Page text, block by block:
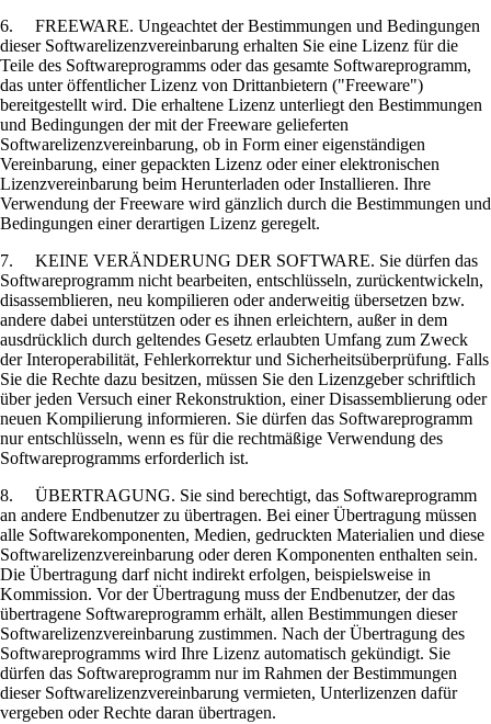
6. FREEWARE. Ungeachtet der Bestimmungen und Bedingungen
dieser Softwarelizenzvereinbarung erhalten Sie eine Lizenz für die
Teile des Softwareprogramms oder das gesamte Softwareprogramm,
das unter öffentlicher Lizenz von Drittanbietern ("Freeware")
bereitgestellt wird. Die erhaltene Lizenz unterliegt den Bestimmungen
und Bedingungen der mit der Freeware gelieferten
Softwarelizenzvereinbarung, ob in Form einer eigenständigen
Vereinbarung, einer gepackten Lizenz oder einer elektronischen
Lizenzvereinbarung beim Herunterladen oder Installieren. Ihre
Verwendung der Freeware wird gänzlich durch die Bestimmungen und
Bedingungen einer derartigen Lizenz geregelt.
7. KEINE VERÄNDERUNG DER SOFTWARE. Sie dürfen das
Softwareprogramm nicht bearbeiten, entschlüsseln, zurückentwickeln,
disassemblieren, neu kompilieren oder anderweitig übersetzen bzw.
andere dabei unterstützen oder es ihnen erleichtern, außer in dem
ausdrücklich durch geltendes Gesetz erlaubten Umfang zum Zweck
der Interoperabilität, Fehlerkorrektur und Sicherheitsüberprüfung. Falls
Sie die Rechte dazu besitzen, müssen Sie den Lizenzgeber schriftlich
über jeden Versuch einer Rekonstruktion, einer Disassemblierung oder
neuen Kompilierung informieren. Sie dürfen das Softwareprogramm
nur entschlüsseln, wenn es für die rechtmäßige Verwendung des
Softwareprogramms erforderlich ist.
8. ÜBERTRAGUNG. Sie sind berechtigt, das Softwareprogramm
an andere Endbenutzer zu übertragen. Bei einer Übertragung müssen
alle Softwarekomponenten, Medien, gedruckten Materialien und diese
Softwarelizenzvereinbarung oder deren Komponenten enthalten sein.
Die Übertragung darf nicht indirekt erfolgen, beispielsweise in
Kommission. Vor der Übertragung muss der Endbenutzer, der das
übertragene Softwareprogramm erhält, allen Bestimmungen dieser
Softwarelizenzvereinbarung zustimmen. Nach der Übertragung des
Softwareprogramms wird Ihre Lizenz automatisch gekündigt. Sie
dürfen das Softwareprogramm nur im Rahmen der Bestimmungen
dieser Softwarelizenzvereinbarung vermieten, Unterlizenzen dafür
vergeben oder Rechte daran übertragen.